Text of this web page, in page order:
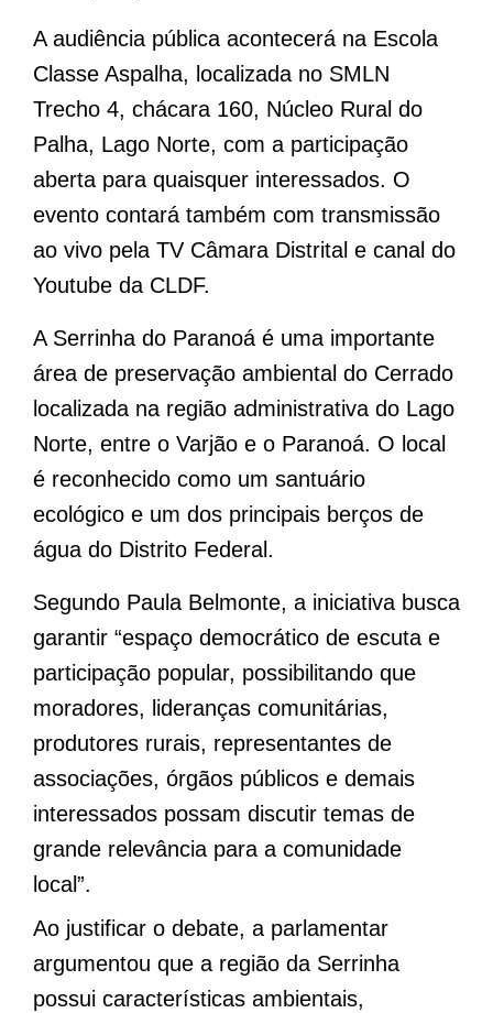
A audiência pública acontecerá na Escola
Classe Aspalha, localizada no SMLN
Trecho 4, chácara 160, Núcleo Rural do
Palha, Lago Norte, com a participação
aberta para quaisquer interessados. O
evento contará também com transmissão
ao vivo pela TV Câmara Distrital e canal do
Youtube da CLDF.
A Serrinha do Paranoá é uma importante
área de preservação ambiental do Cerrado
localizada na região administrativa do Lago
Norte, entre o Varjão e o Paranoá. O local
é reconhecido como um santuário
ecológico e um dos principais berços de
água do Distrito Federal.
Segundo Paula Belmonte, a iniciativa busca
garantir “espaço democrático de escuta e
participação popular, possibilitando que
moradores, lideranças comunitárias,
produtores rurais, representantes de
associações, órgãos públicos e demais
interessados possam discutir temas de
grande relevância para a comunidade
local”.
Ao justificar o debate, a parlamentar
argumentou que a região da Serrinha
possui características ambientais,